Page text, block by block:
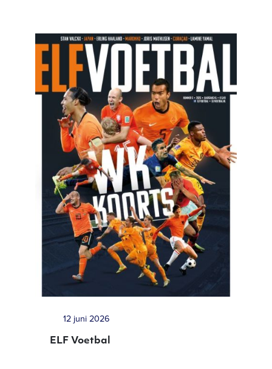
12 juni 2026
ELF Voetbal